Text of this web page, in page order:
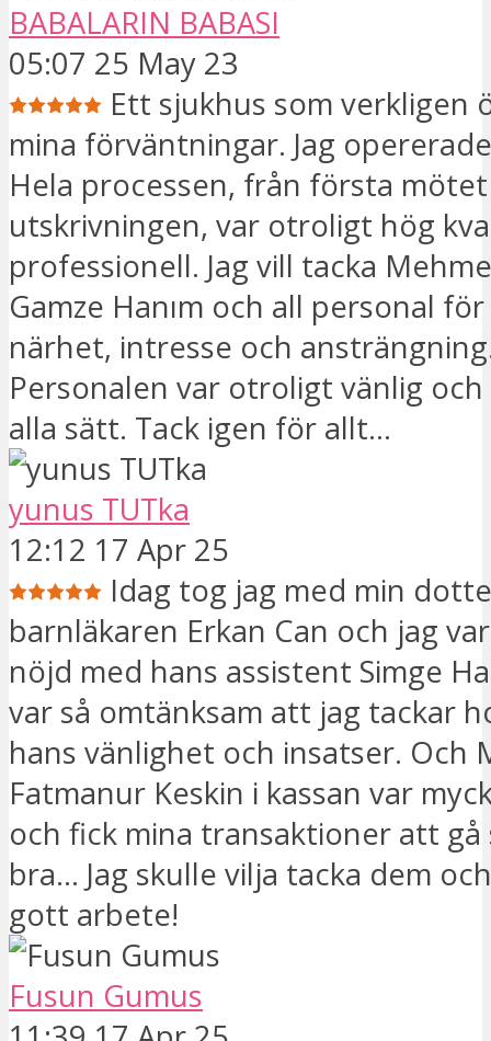
BABALARIN BABASI
05:07 25 May 23
Ett sjukhus som verkligen
mina förväntningar. Jag
Hela processen, från första
utskrivningen, var otroligt hög
professionell. Jag vill tacka
Gamze Hanım och all personal
närhet, intresse och
Personalen var otroligt vänlig
alla sätt. Tack igen för allt...
yunus TUTka
12:12 17 Apr 25
Idag tog jag med min
barnläkaren Erkan Can och jag
nöjd med hans assistent Simge
var så omtänksam att jag tackar
hans vänlighet och insatser. Och
Fatmanur Keskin i kassan var
och fick mina transaktioner att
bra... Jag skulle vilja tacka dem
gott arbete!
Fusun Gumus